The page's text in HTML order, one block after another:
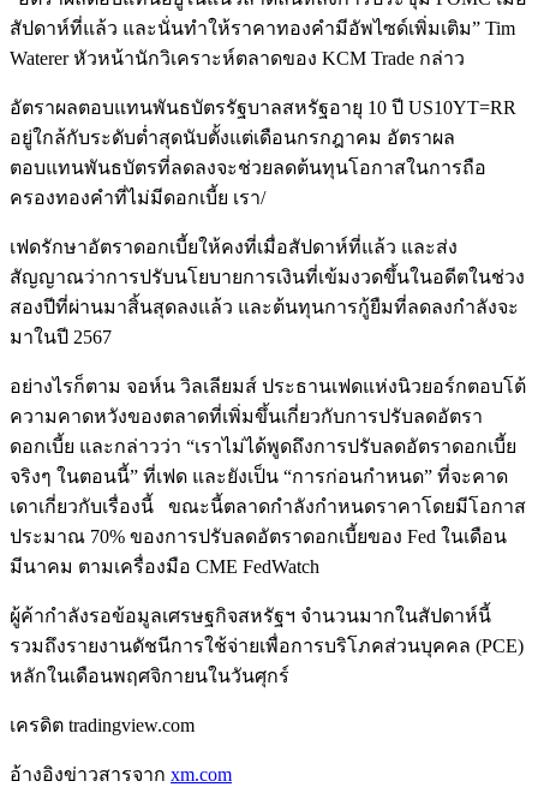
สัปดาห์ที่แล้ว และนั่นทำให้ราคาทองคำมีอัพไซด์เพิ่มเติม” Tim
Waterer หัวหน้านักวิเคราะห์ตลาดของ KCM Trade กล่าว
อัตราผลตอบแทนพันธบัตรรัฐบาลสหรัฐอายุ 10 ปี US10YT=RR
อยู่ใกล้กับระดับต่ำสุดนับตั้งแต่เดือนกรกฎาคม อัตราผล
ตอบแทนพันธบัตรที่ลดลงจะช่วยลดต้นทุนโอกาสในการถือ
ครองทองคำที่ไม่มีดอกเบี้ย เรา/
เฟดรักษาอัตราดอกเบี้ยให้คงที่เมื่อสัปดาห์ที่แล้ว และส่ง
สัญญาณว่าการปรับนโยบายการเงินที่เข้มงวดขึ้นในอดีตในช่วง
สองปีที่ผ่านมาสิ้นสุดลงแล้ว และต้นทุนการกู้ยืมที่ลดลงกำลังจะ
มาในปี 2567
อย่างไรก็ตาม จอห์น วิลเลียมส์ ประธานเฟดแห่งนิวยอร์กตอบโต้
ความคาดหวังของตลาดที่เพิ่มขึ้นเกี่ยวกับการปรับลดอัตรา
ดอกเบี้ย และกล่าวว่า “เราไม่ได้พูดถึงการปรับลดอัตราดอกเบี้ย
จริงๆ ในตอนนี้” ที่เฟด และยังเป็น “การก่อนกำหนด” ที่จะคาด
เดาเกี่ยวกับเรื่องนี้ ขณะนี้ตลาดกำลังกำหนดราคาโดยมีโอกาส
ประมาณ 70% ของการปรับลดอัตราดอกเบี้ยของ Fed ในเดือน
มีนาคม ตามเครื่องมือ CME FedWatch
ผู้ค้ากำลังรอข้อมูลเศรษฐกิจสหรัฐฯ จำนวนมากในสัปดาห์นี้
รวมถึงรายงานดัชนีการใช้จ่ายเพื่อการบริโภคส่วนบุคคล (PCE)
หลักในเดือนพฤศจิกายนในวันศุกร์
เครดิต tradingview.com
อ้างอิงข่าวสารจาก xm.com